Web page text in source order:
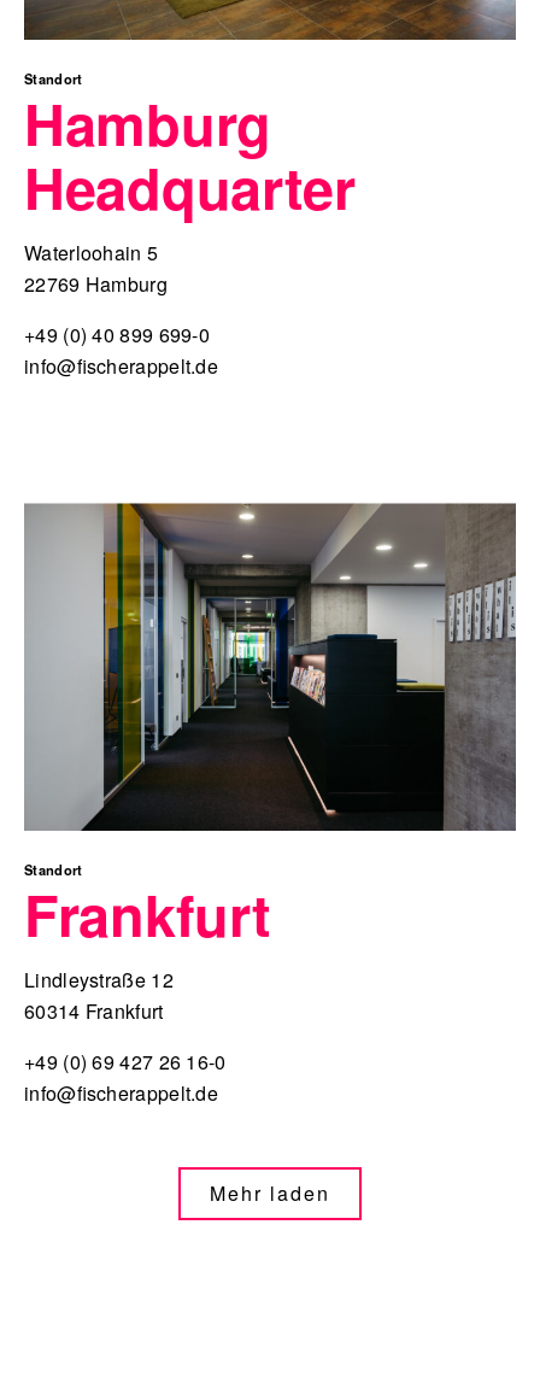
Standort
Hamburg
Headquarter
Waterloohain 5
22769 Hamburg
+49 (0) 40 899 699-0
info@fischerappelt.de
Standort
Frankfurt
Lindleystraße 12
60314 Frankfurt
+49 (0) 69 427 26 16-0
info@fischerappelt.de
Mehr laden